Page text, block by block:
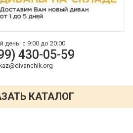
Контакты
день: с 9:00 до 20:00
430-05-59
КАТАЛОГ